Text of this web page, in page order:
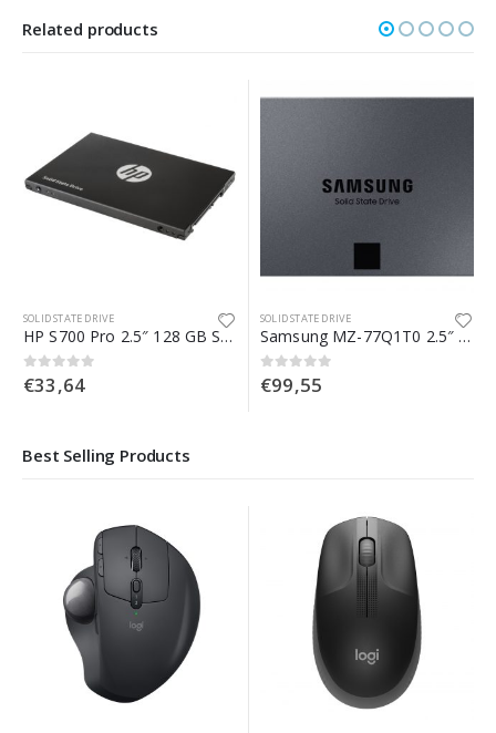
Related products
SOLID STATE DRIVE
HP S700 Pro 2.5″ 128 GB Serial ATA III
0Su 5
€33,64
SOLID STATE DRIVE
Samsung MZ-77Q1T0 2.5″ 1000 GB Serial ATA III QLC
0Su 5
€99,55
Best Selling Products